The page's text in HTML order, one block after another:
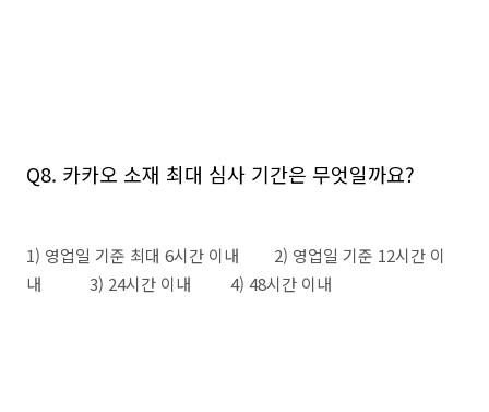
Q8. 카카오 소재 최대 심사 기간은 무엇일까요?
1) 영업일 기준 최대 6시간 이내 2) 영업일 기준 12시간 이
내 3) 24시간 이내 4) 48시간 이내